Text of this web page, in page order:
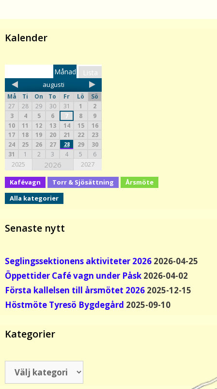
Kalender
Lista
Månad
augusti
Må Ti On To Fr Lö
Sö
27
28 29 30 31 1
2
3
4 5 6 7 8
9
10
11 12 13 14 15
16
17
18 19 20 21 22
23
24
25 26 27 28 29
30
31
1 2 3 4 5 6
2025 2026 2027
Kafévagn Torr & Sjösättning
Årsmöte
Alla kategorier
Senaste nytt
Seglingssektionens aktiviteter 2026 2026-04-25
Öppettider Café vagn under Påsk 2026-04-02
Första kallelsen till årsmötet 2026 2025-12-15
Höstmöte Tyresö Bygdegård 2025-09-10
Kategorier